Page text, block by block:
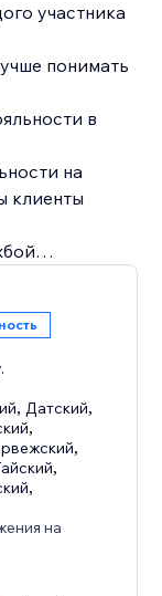
участника
понимать
в
на
клиенты
баллов
, Датский,
,
,
,
,
на